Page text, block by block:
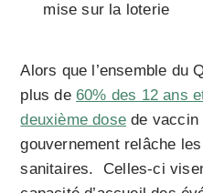
mise sur la loterie
Alors que l’ensemble du
plus de60% des 12 ans
deuxième dose de vaccin
gouvernement relâche
sanitaires. Celles-ci